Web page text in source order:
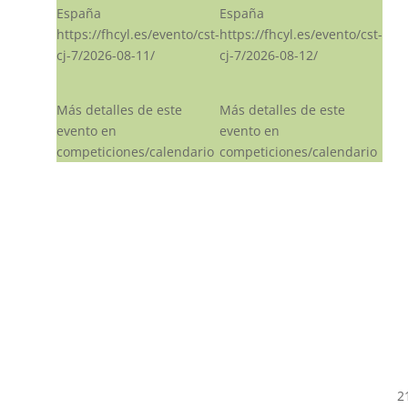
España
https://fhcyl.es/evento/cst-
cj-7/2026-08-11/
Más detalles de este
evento en
competiciones/calendario
España
https://fhcyl.es/evento/cst-
cj-7/2026-08-12/
Más detalles de este
evento en
competiciones/calendario